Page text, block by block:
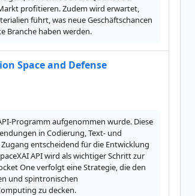
profitieren. Zudem wird erwartet,
führt, was neue Geschäftschancen
Branche haben werden.
Space and Defense
Programm aufgenommen wurde. Diese
in Codierung, Text- und
entscheidend für die Entwicklung
API wird als wichtiger Schritt zur
One verfolgt eine Strategie, die den
und spintronischen
zu decken.